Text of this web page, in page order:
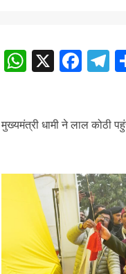
WhatsApp
X
मुख्यमंत्री धामी ने लाल कोठी